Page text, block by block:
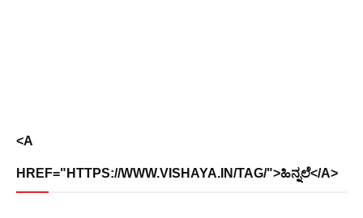
<A
HREF="HTTPS://WWW.VISHAYA.IN/TAG/">ಹಿನ್ನಲೆ</A>